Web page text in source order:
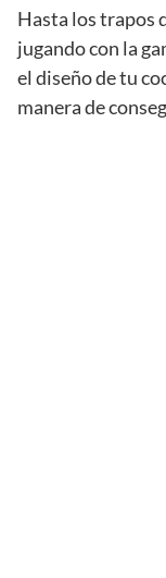
Hasta los trapos
jugando con la
el diseño de tu
manera de